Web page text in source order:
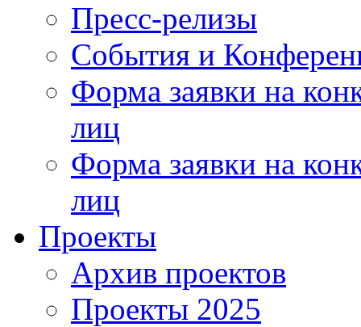
Пресс-релизы
События и
Форма заявки на
лиц
Форма заявки на
лиц
Проекты
Архив проектов
Проекты 2025